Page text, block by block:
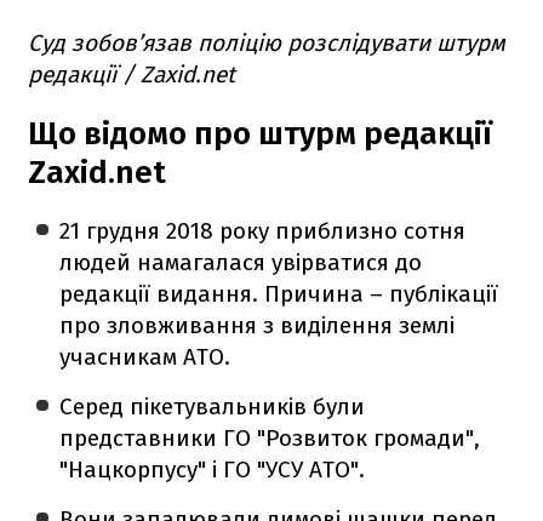
Суд зобов’язав поліцію розслідувати штурм
редакції / Zaxid.net
Що відомо про штурм редакції
Zaxid.net
21 грудня 2018 року приблизно сотня
людей намагалася увірватися до
редакції видання. Причина – публікації
про зловживання з виділення землі
учасникам АТО.
Серед пікетувальників були
представники ГО "Розвиток громади",
"Нацкорпусу" і ГО "УСУ АТО".